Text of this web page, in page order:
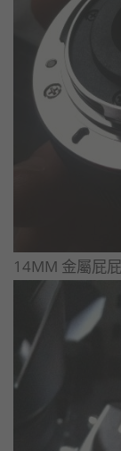
14MM 金屬屁屁